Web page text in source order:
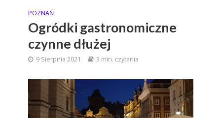
POZNAŃ
Ogródki gastronomiczne
czynne dłużej
9 Sierpnia 2021 3 min. czytania